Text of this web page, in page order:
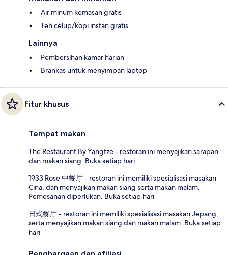
Air minum kemasan gratis
Teh celup/kopi instan gratis
Lainnya
Pembersihan kamar harian
Brankas untuk menyimpan laptop
Fitur khusus
Tempat makan
The Restaurant By Yangtze - restoran ini menyajikan sarapan
dan makan siang. Buka setiap hari
1933 Rose 中餐厅 - restoran ini memiliki spesialisasi masakan
Cina, dan menyajikan makan siang serta makan malam.
Pemesanan diperlukan. Buka setiap hari
日式餐厅 - restoran ini memiliki spesialisasi masakan Jepang,
serta menyajikan makan siang dan makan malam. Buka setiap
hari